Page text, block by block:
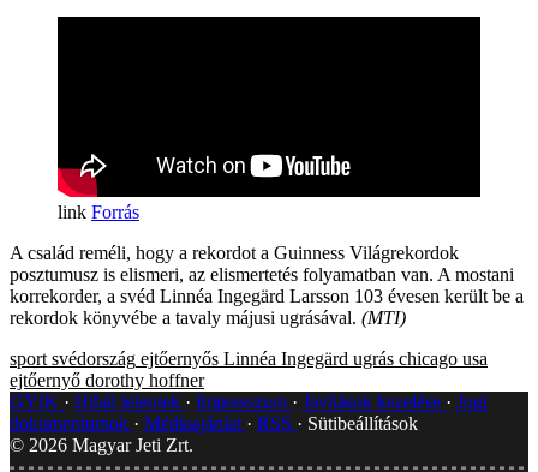
Forrás
A család reméli, hogy a rekordot a Guinness Világrekordok
posztumusz is elismeri, az elismertetés folyamatban van. A mostani
korrekorder, a svéd Linnéa Ingegärd Larsson 103 évesen került be a
rekordok könyvébe a tavaly májusi ugrásával. (MTI)
sport svédország ejtőernyős Linnéa Ingegärd ugrás chicago usa
ejtőernyő dorothy hoffner
GYIK
Hibát jelentek Impresszum Javítások kezelése
Jogi
dokumentumok
Médiaajánlat RSS
Sütibeállítások
© 2026 Magyar Jeti Zrt.